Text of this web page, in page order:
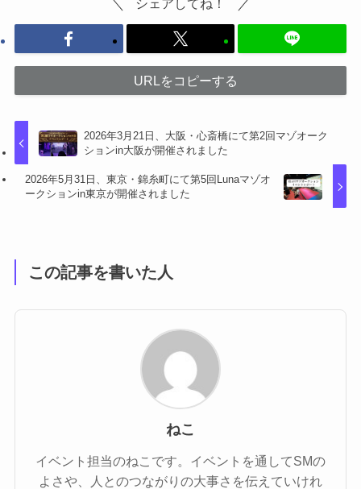
シェアしてね！
URLをコピーする
2026年3月21日、大阪・心斎橋にて第2回マゾオーク
ションin大阪が開催されました
2026年5月31日、東京・錦糸町にて第5回Lunaマゾオ
ークションin東京が開催されました
この記事を書いた人
ねこ
イベント担当のねこです。イベントを通してSMの
よさや、人とのつながりの大事さを伝えていけれ